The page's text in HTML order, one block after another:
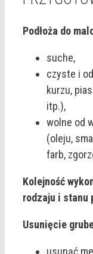
Podłoża do
suche,
czyste i
kurzu,
itp.),
wolne od
(oleju,
farb,
Kolejność
rodzaju i stanu
Usunięcie
usunąć